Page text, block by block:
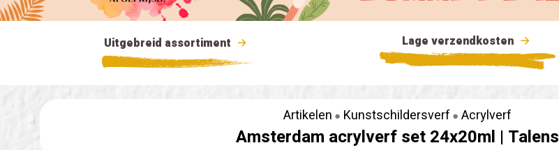
Uitgebreid assortiment Lage verzendkosten
Artikelen Kunstschildersverf Acrylverf
Amsterdam acrylverf set 24x20ml | Talens